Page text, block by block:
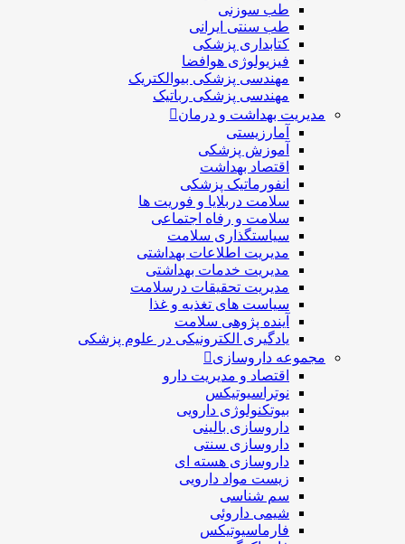
طب سوزنی
طب سنتی ایرانی
کتابداری پزشکی
فیزیولوژی هوافضا
مهندسی پزشکی بیوالکتریک
مهندسی پزشکی رباتیک
مدیریت بهداشت و درمان
آمارزیستی
آموزش پزشکی
اقتصاد بهداشت
انفورماتیک پزشکی
سلامت دربلايا و فوريت ها
سلامت و رفاه اجتماعی
سیاستگذاری سلامت
مدیریت اطلاعات بهداشتی
مدیریت خدمات بهداشتی
مدیریت تحقیقات درسلامت
سیاست های تغذیه و غذا
آینده پژوهی سلامت
یادگیری الکترونیکی در علوم پزشکی
مجموعه داروسازی
اقتصاد و مديريت دارو
نوتراسیوتیکس
بيوتكنولوژی دارویی
داروسازی بالينی
داروسازی سنتی
داروسازی هسته ای
زیست مواد دارویی
سم شناسی
شيمی داروئی
فارماسيوتيكس